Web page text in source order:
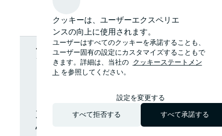
最新情報を受
け取る
グローバルおよび各地域の
不動産市場に関する最新の
情報やニュースをお届けし
クッキーは、ユーザーエクスペリエ
ンスの向上に使用されます。
ユーザーはすべてのクッキーを承諾することも、
ユーザー固有の設定にカスタマイズすることもで
きます。詳細は、当社の クッキーステートメン
ト を参照してください。
設定を変更する
すべて拒否する
すべて承諾する